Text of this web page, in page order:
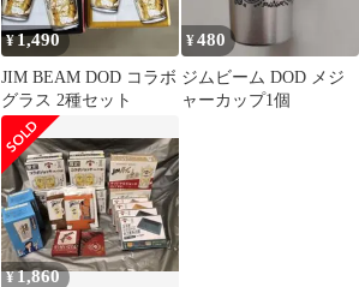
¥1,490
JIM BEAM DOD コラボ
グラス 2種セット
¥480
ジムビーム DOD メジ
ャーカップ1個
¥1,860